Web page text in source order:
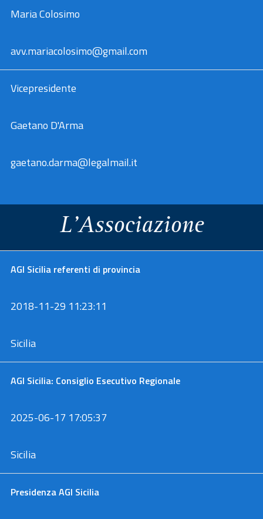
Maria Colosimo
avv.mariacolosimo@gmail.com
Vicepresidente
Gaetano D'Arma
gaetano.darma@legalmail.it
L'Associazione
AGI Sicilia referenti di provincia
2018-11-29 11:23:11
Sicilia
AGI Sicilia: Consiglio Esecutivo Regionale
2025-06-17 17:05:37
Sicilia
Presidenza AGI Sicilia